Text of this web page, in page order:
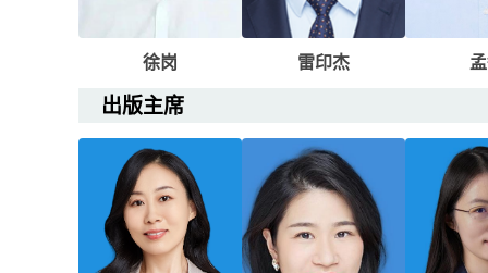
徐岗 雷印杰
出版主席